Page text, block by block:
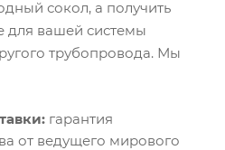
сокол, а получить
для вашей системы
трубопровода. Мы
гарантия
от ведущего мирового